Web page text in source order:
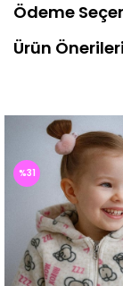
Ödeme
Ürün Önerileri
%31